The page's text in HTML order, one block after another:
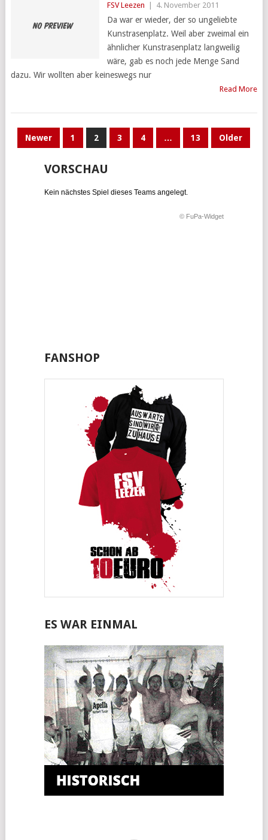
FSV Leezen 4. November 2011
Da war er wieder, der so ungeliebte
Kunstrasenplatz. Weil aber zweimal ein
ähnlicher Kunstrasenplatz langweilig
wäre, gab es noch jede Menge Sand
dazu. Wir wollten aber keineswegs nur
Read More
BEITRAGSNAVIGATION
Newer 1 2 3 4 … 13 Older
VORSCHAU
FANSHOP
ES WAR EINMAL